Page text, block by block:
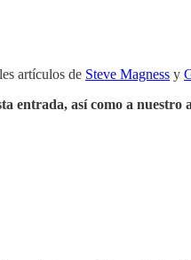
artículos de Steve Magness y
entrada, así como a nuestro